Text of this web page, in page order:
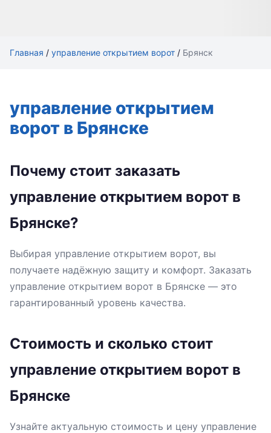
Главная / управление открытием ворот / Брянск
управление открытием
ворот в Брянске
Почему стоит заказать
управление открытием ворот в
Брянске?
Выбирая управление открытием ворот, вы
получаете надёжную защиту и комфорт. Заказать
управление открытием ворот в Брянске — это
гарантированный уровень качества.
Стоимость и сколько стоит
управление открытием ворот в
Брянске
Узнайте актуальную стоимость и цену управление